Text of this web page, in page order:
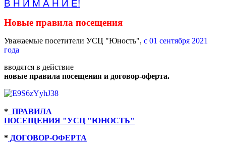
В Н И М А Н И Е!
Новые правила посещения
Уважаемые посетители УСЦ "Юность", с 01 сентября 2021
года
вводятся в действие
новые правила посещения и договор-оферта.
* ПРАВИЛА
ПОСЕЩЕНИЯ "УСЦ "ЮНОСТЬ"
* ДОГОВОР-ОФЕРТА